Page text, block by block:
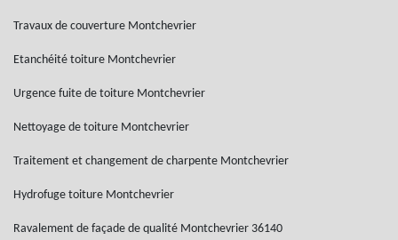
Travaux de couverture Montchevrier
Etanchéité toiture Montchevrier
Urgence fuite de toiture Montchevrier
Nettoyage de toiture Montchevrier
Traitement et changement de charpente Montchevrier
Hydrofuge toiture Montchevrier
Ravalement de façade de qualité Montchevrier 36140